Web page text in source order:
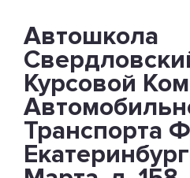
Автошкола
Курсовой
Транспорта